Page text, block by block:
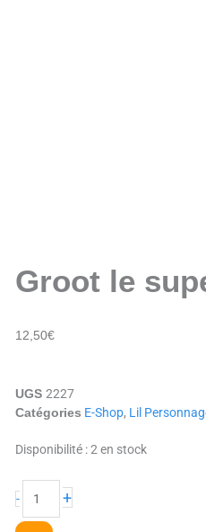
Groot le
12,50€
UGS2227
Catégories E-Shop, Lil
Disponibilité : 2 en stock
-
quantité
Groot
superhero
+